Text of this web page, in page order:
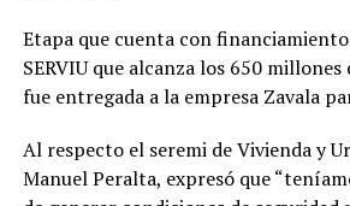
Etapa que cuenta con
SERVIU que alcanza los 650 millones
fue entregada a la empresa Zavala
Al respecto el seremi de Vivienda y
Manuel Peralta, expresó que